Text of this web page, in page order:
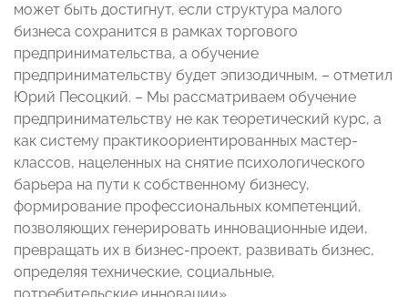
может быть достигнут, если структура малого
бизнеса сохранится в рамках торгового
предпринимательства, а обучение
предпринимательству будет эпизодичным, – отметил
Юрий Песоцкий. – Мы рассматриваем обучение
предпринимательству не как теоретический курс, а
как систему практикоориентированных мастер-
классов, нацеленных на снятие психологического
барьера на пути к собственному бизнесу,
формирование профессиональных компетенций,
позволяющих генерировать инновационные идеи,
превращать их в бизнес-проект, развивать бизнес,
определяя технические, социальные,